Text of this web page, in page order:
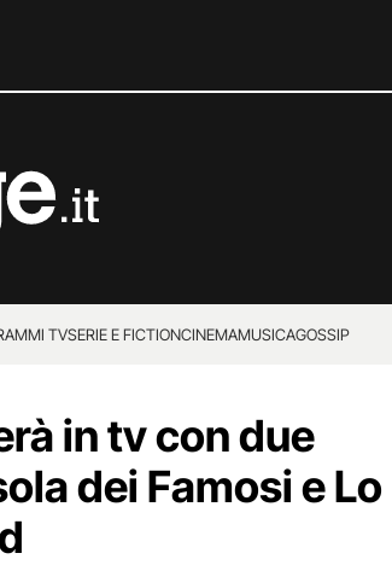
TVSERIE E FICTIONCINEMAMUSICAGOSSIP
in tv con due
dei Famosi e Lo